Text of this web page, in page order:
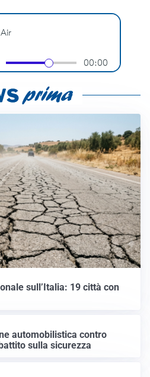
sull’Italia: 19 città con
automobilistica contro
sulla sicurezza